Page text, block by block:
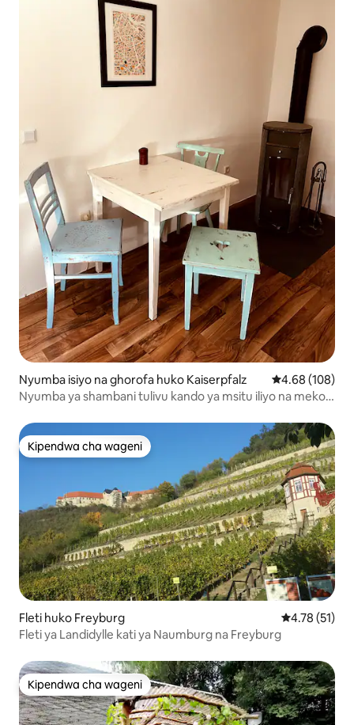
Nyumba isiyo na ghorofa huko Kaiserpfalz Ukadiriaji wa
4.68 (108)
Nyumba ya shambani tulivu kando ya msitu iliyo na meko,
Kipendwa cha wageni
Kipendwa cha wageni
Fleti huko Freyburg Ukadiriaji wa
4.78 (51)
Fleti ya Landidylle kati ya Naumburg na Freyburg
Kipendwa cha wageni
Kipendwa cha wageni